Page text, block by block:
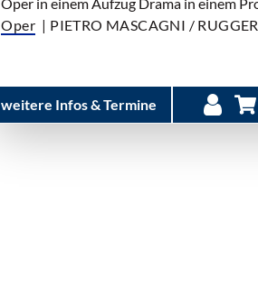
Oper | PIETRO MASCAGNI /
weitere Infos & Termine